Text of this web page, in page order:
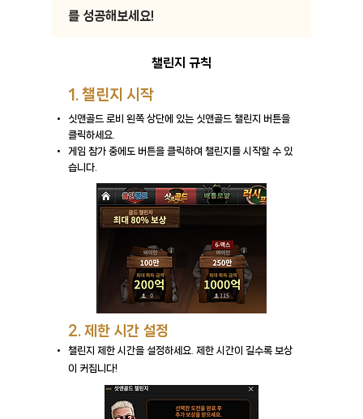
를 성공해보세요!
챌린지 규칙
1. 챌린지 시작
싯앤골드 로비 왼쪽 상단에 있는 싯앤골드 챌린지 버튼을
클릭하세요.
게임 참가 중에도 버튼을 클릭하여 챌린지를 시작할 수 있
습니 다.
2. 제한 시간 설정
​챌린지 제한 시간을 설정하세요. 제한 시간이 길수록 보상
이
커집니다!